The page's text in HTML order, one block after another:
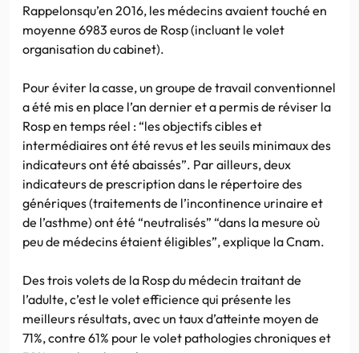
Rappelonsqu’en 2016, les médecins avaient touché en
moyenne 6983 euros de Rosp (incluant le volet
organisation du cabinet).
Pour éviter la casse, un groupe de travail conventionnel
a été mis en place l’an dernier et a permis de réviser la
Rosp en temps réel : “les objectifs cibles et
intermédiaires ont été revus et les seuils minimaux des
indicateurs ont été abaissés”. Par ailleurs, deux
indicateurs de prescription dans le répertoire des
génériques (traitements de l’incontinence urinaire et
de l’asthme) ont été “neutralisés” “dans la mesure où
peu de médecins étaient éligibles”, explique la Cnam.
Des trois volets de la Rosp du médecin traitant de
l’adulte, c’est le volet efficience qui présente les
meilleurs résultats, avec un taux d’atteinte moyen de
71%, contre 61% pour le volet pathologies chroniques et